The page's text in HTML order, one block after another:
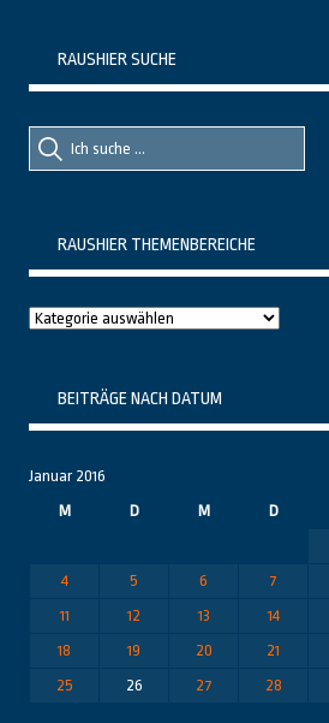
RAUSHIER SUCHE
Suche
nach::
Suche
nach:
RAUSHIER THEMENBEREICHE
Raushier
BEITRÄGE NACH DATUM
Januar 2016
M
D M D
4
5 6 7
11
12 13 14
18
19 20 21
25
26 27 28